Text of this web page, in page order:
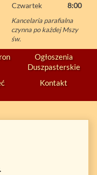
Czwartek 8:00
Kancelaria parafialna
czynna po każdej Mszy
św.
Ogłoszenia
Duszpasterskie
Kontakt